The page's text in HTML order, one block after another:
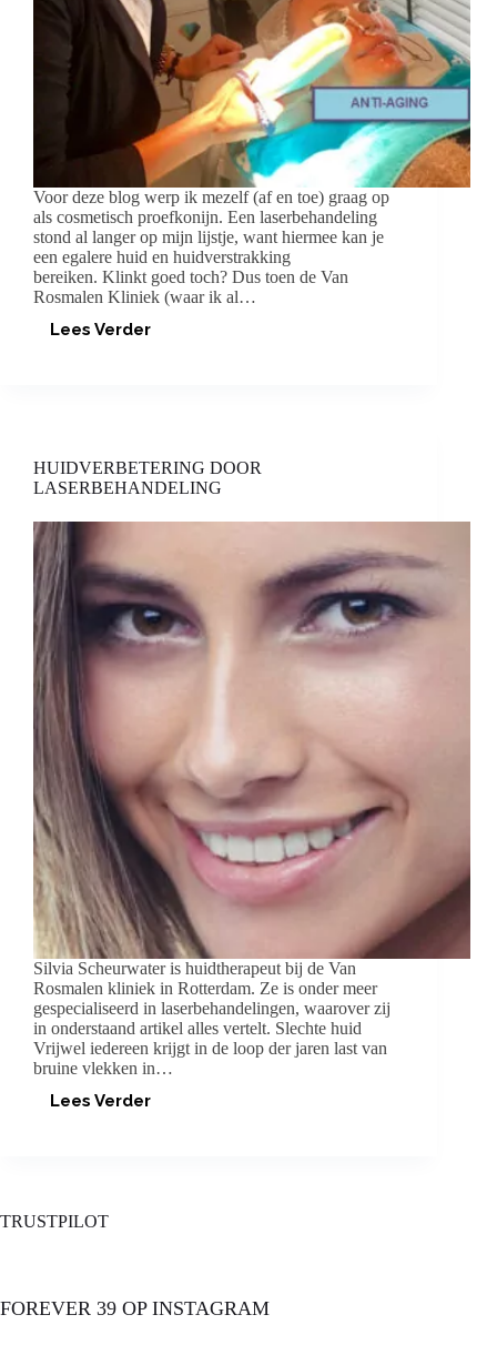
Voor deze blog werp ik mezelf (af en toe) graag op
als cosmetisch proefkonijn. Een laserbehandeling
stond al langer op mijn lijstje, want hiermee kan je
een egalere huid en huidverstrakking
bereiken. Klinkt goed toch? Dus toen de Van
Rosmalen Kliniek (waar ik al…
Lees Verder
LASER
HUIDVERBETERING DOOR
LASERBEHANDELING
Silvia Scheurwater is huidtherapeut bij de Van
Rosmalen kliniek in Rotterdam. Ze is onder meer
gespecialiseerd in laserbehandelingen, waarover zij
in onderstaand artikel alles vertelt. Slechte huid
Vrijwel iedereen krijgt in de loop der jaren last van
bruine vlekken in…
Lees VerderHUIDVERBETERING
TRUSTPILOT
FOREVER 39 OP INSTAGRAM